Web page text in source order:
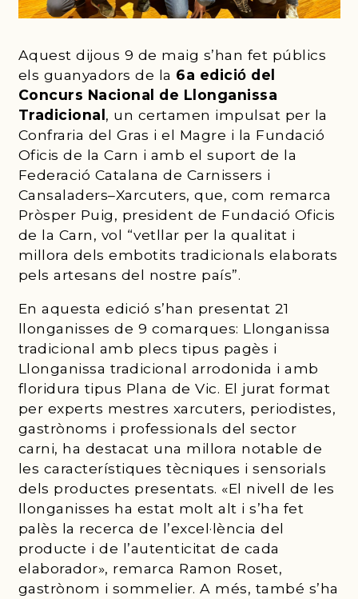
Aquest dijous 9 de maig s’han fet públics
els guanyadors de la 6a edició́ del
Concurs Nacional de Llonganissa
Tradicional, un certamen impulsat per la
Confraria del Gras i el Magre i la Fundació
Oficis de la Carn i amb el suport de la
Federació Catalana de Carnissers i
Cansaladers–Xarcuters, que, com remarca
Pròsper Puig, president de Fundació Oficis
de la Carn, vol “vetllar per la qualitat i
millora dels embotits tradicionals elaborats
pels artesans del nostre país”.
En aquesta edició s’han presentat 21
llonganisses de 9 comarques: Llonganissa
tradicional amb plecs tipus pagès i
Llonganissa tradicional arrodonida i amb
floridura tipus Plana de Vic. El jurat format
per experts mestres xarcuters, periodistes,
gastrònoms i professionals del sector
carni, ha destacat una millora notable de
les característiques tècniques i sensorials
dels productes presentats. «El nivell de les
llonganisses ha estat molt alt i s’ha fet
palès la recerca de l’excel·lència del
producte i de l’autenticitat de cada
elaborador», remarca Ramon Roset,
gastrònom i sommelier. A més, també s’ha